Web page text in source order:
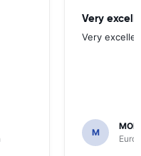
Very
Very
M